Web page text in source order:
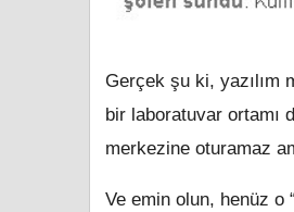
Gerçek şu ki, yazılım
bir laboratuvar ortamı
merkezine oturamaz
Ve emin olun, henüz o